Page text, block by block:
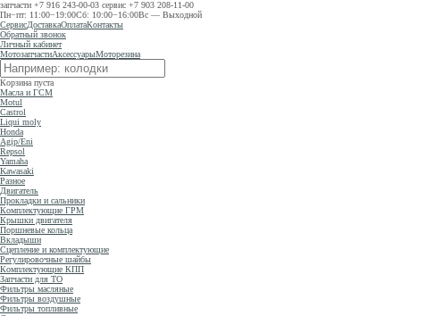
запчасти +7 916 243-00-03 сервис +7 903 208-11-00
Пн−пт: 11:00−19:00Сб: 10:00−16:00Вс — Выходной
СервисДоставкаОплатаКонтакты
Обратный звонок
Личный кабинет
МотозапчастиАксессуарыМоторезина
Корзина пуста
Масла и ГСМ
Motul
Castrol
Liqui moly
Honda
Agip/Eni
Repsol
Yamaha
Kawasaki
Разное
Двигатель
Прокладки и сальники
Комплектующие ГРМ
Крышки двигателя
Поршневые кольца
Вкладыши
Сцепление и комплектующие
Регулировочные шайбы
Комплектующие КПП
Запчасти для ТО
Фильтры масляные
Фильтры воздушные
Фильтры топливные